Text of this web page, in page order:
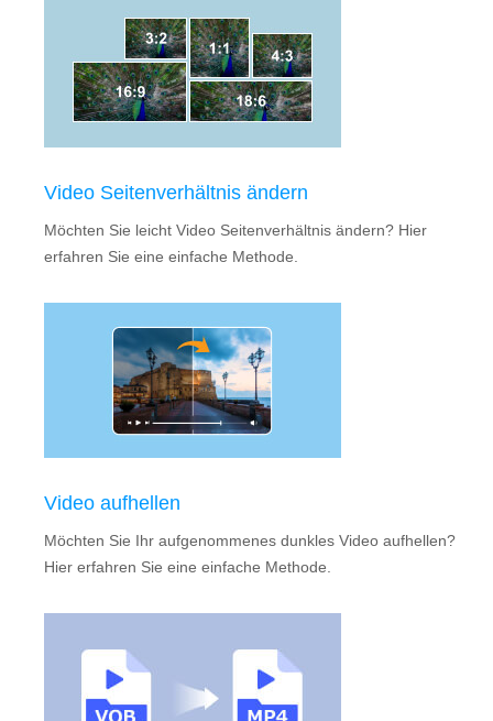
Video Seitenverhältnis ändern
Möchten Sie leicht Video Seitenverhältnis ändern? Hier
erfahren Sie eine einfache Methode.
Video aufhellen
Möchten Sie Ihr aufgenommenes dunkles Video aufhellen?
Hier erfahren Sie eine einfache Methode.